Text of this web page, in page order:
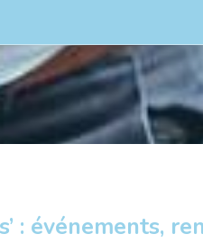
: événements,